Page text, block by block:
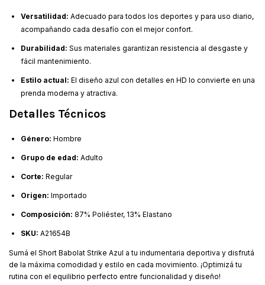
Versatilidad: Adecuado para todos los deportes y para uso diario,
acompañando cada desafío con el mejor confort.
Durabilidad: Sus materiales garantizan resistencia al desgaste y
fácil mantenimiento.
Estilo actual: El diseño azul con detalles en HD lo convierte en una
prenda moderna y atractiva.
Detalles Técnicos
Género: Hombre
Grupo de edad: Adulto
Corte: Regular
Origen: Importado
Composición: 87% Poliéster, 13% Elastano
SKU: A21654B
Sumá el Short Babolat Strike Azul a tu indumentaria deportiva y disfrutá
de la máxima comodidad y estilo en cada movimiento. ¡Optimizá tu
rutina con el equilibrio perfecto entre funcionalidad y diseño!